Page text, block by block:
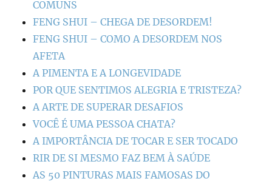
COMUNS
FENG SHUI – CHEGA DE DESORDEM!
FENG SHUI – COMO A DESORDEM NOS
AFETA
A PIMENTA E A LONGEVIDADE
POR QUE SENTIMOS ALEGRIA E TRISTEZA?
A ARTE DE SUPERAR DESAFIOS
VOCÊ É UMA PESSOA CHATA?
A IMPORTÂNCIA DE TOCAR E SER TOCADO
RIR DE SI MESMO FAZ BEM À SAÚDE
AS 50 PINTURAS MAIS FAMOSAS DO